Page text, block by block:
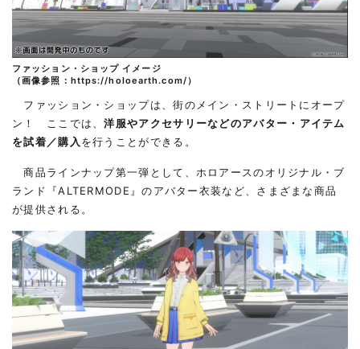
ファッション・ショップ イメージ
（画像参照： https://holoearth.com/）
ファッション・ショップは、街のメイン・ストリートにオープ
ン！ ここでは、洋服やアクセサリーなどのアバター・アイテム
を試着／購入 を行うことができる。
商品ラインナップ第一弾として、ホロアースのオリジナル・ブ
ランド『ALTERMODE』のアバター衣装など、さまざまな商品
が提供される。